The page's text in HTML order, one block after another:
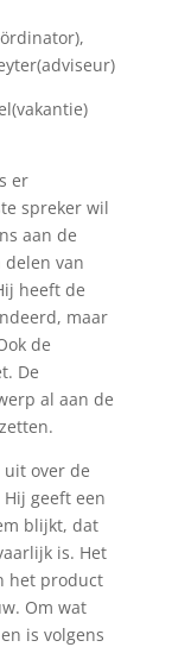
er
spreker wil
aan de
delen van
heeft de
maar
de
De
al aan de
uit over de
geeft een
blijkt, dat
is. Het
het product
Om wat
is volgens